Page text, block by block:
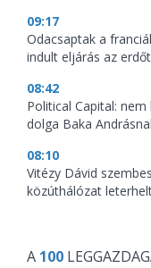
09:17
Odacsaptak a
indult eljárás az
08:42
Political Capital:
dolga Baka
08:10
Vitézy Dávid
közúthálózat
A 100